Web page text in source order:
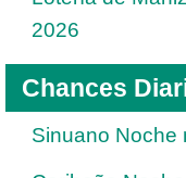
2026
Chances
Sinuano Noche